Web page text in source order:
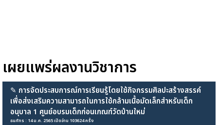
เผยแพร่ผลงานวิชาการ
✎ การจัดประสบการณ์การเรียนรู้โดยใช้กิจกรรมศิลปะสร้างสรรค์
เพื่อส่งเสริมความสามารถในการใช้กล้ามเนื้อมัดเล็กสำหรับเด็ก
อนุบาล 1 ศูนย์อบรมเด็กก่อนเกณฑ์วัดบ้านใหม่
ธนภัทร : 14 ม.ค. 2565 เปิดอ่าน 103624 ครั้ง